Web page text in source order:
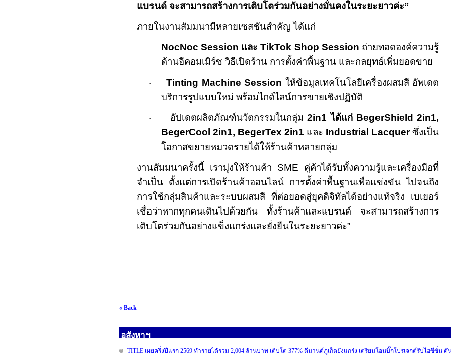
แบรนด์ จะสามารถสร้างการเติบโตร่วมกันอย่างมั่นคงในระยะยาวค่ะ”
ภายในงานสัมมนามีหลายเซสชันสำคัญ ได้แก่
· NocNoc Session และTikTok Shop Session ถ่ายทอดองค์ความรู้
ด้านอีคอมเมิร์ซ วิธีเปิดร้าน การตั้งค่าพื้นฐาน และกลยุทธ์เพิ่มยอดขาย
· Tinting Machine Session ให้ข้อมูลเทคโนโลยีเครื่องผสมสี อัพเดต
บริการรูปแบบใหม่ พร้อมไกด์ไลน์การขายเชิงปฏิบัติ
· อัปเดตผลิตภัณฑ์นวัตกรรมในกลุ่ม2in1ได้แก่ BegerShield 2in1,
BegerCool 2in1, BegerTex 2in1 และ Industrial Lacquer ซึ่งเป็น
โอกาสขยายหมวดรายได้ให้ร้านค้าหลายกลุ่ม
งานสัมมนาครั้งนี้ เรามุ่งให้ร้านค้า SME คู่ค้าได้รับทั้งความรู้และเครื่องมือที่
จำเป็น ตั้งแต่การเปิดร้านค้าออนไลน์ การตั้งค่าพื้นฐานเพื่อแข่งขัน ไปจนถึง
การใช้กลุ่มสินค้าและระบบผสมสี ที่ต่อยอดสู่ยุคดิจิทัลได้อย่างแท้จริง เบเยอร์
เชื่อว่าหากทุกคนเดินไปด้วยกัน ทั้งร้านค้าและแบรนด์ จะสามารถสร้างการ
เติบโตร่วมกันอย่างแข็งแกร่งและยั่งยืนในระยะยาวค่ะ”
« Back
อสังหาฯ
TITLE เผยครึ่งปีแรก 2569 ทำรายได้รวม 2,004 ล้านบาท เติบโต 377% ดีมานด์ภูเก็ตยังแกร่ง เตรียมโอนบิ๊กโปรเจกต์รับไฮซีซั่น ดั